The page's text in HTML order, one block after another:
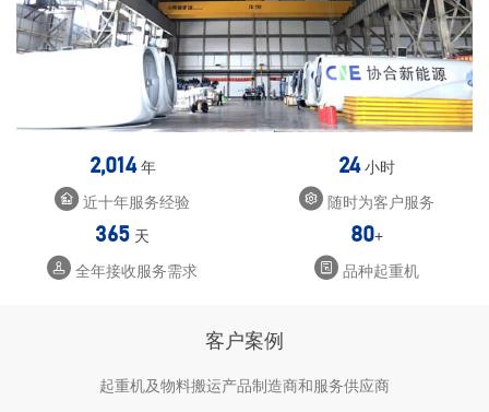
2,014年
近十年服务经验
24小时
随时为客户服务
365 天
全年接收服务需求
80+
品种起重机
客户案例
起重机及物料搬运产品制造商和服务供应商